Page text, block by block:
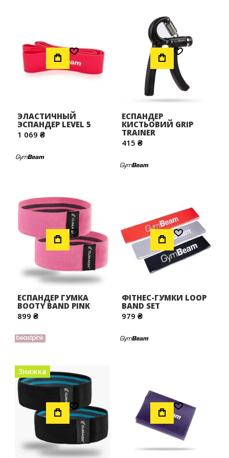
Додати до Списку Бажань
ЭЛАСТИЧНЫЙ
ЭСПАНДЕР LEVEL 5
1 069 ₴
Додати до Списку Бажань
ЕСПАНДЕР
КИСТЬОВИЙ GRIP
TRAINER
415 ₴
Додати до Списку Бажань
ЕСПАНДЕР ГУМКА
BOOTY BAND PINK
899 ₴
Додати до Списку Бажань
ФІТНЕС-ГУМКИ LOOP
BAND SET
979 ₴
Додати до Списку Бажань
Знижка
Додати до Списку Бажань